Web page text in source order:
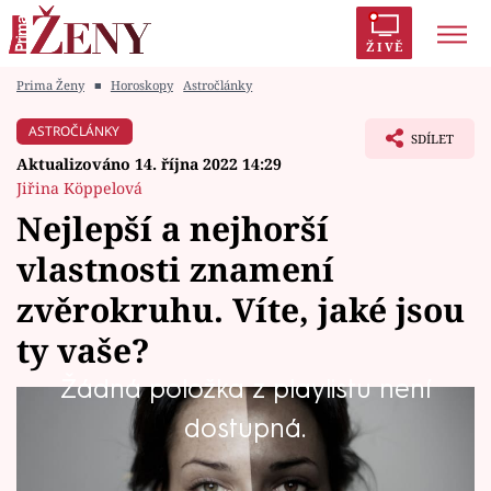
ŽIVĚ
Módní alarm
Témata
Celebrity
Vztahy
Prima Ženy ■ Horoskopy Astročlánky
ASTROČLÁNKY
Aktualizováno 14. října 2022 14:29
Jiřina Köppelová
SDÍLET
Nejlepší a nejhorší
vlastnosti znamení
zvěrokruhu. Víte, jaké jsou
ty vaše?
Žádná položka z playlistu není
dostupná.
Každé znamení zvěrokruhu je podle astrologie
spravedlivě obdařeno jak pozitivními, tak
negativními vlastnostmi. Žádné znamení není